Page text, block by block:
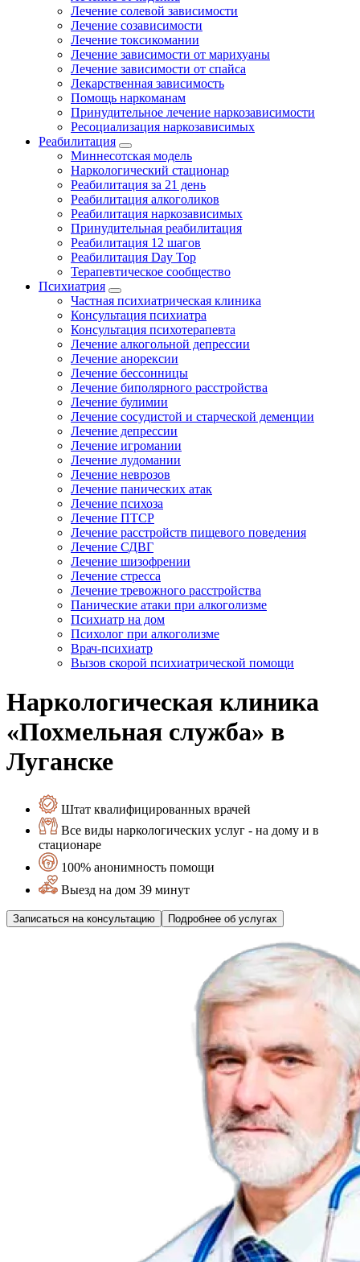
Лечение солевой зависимости
Лечение созависимости
Лечение токсикомании
Лечение зависимости от марихуаны
Лечение зависимости от спайса
Лекарственная зависимость
Помощь наркоманам
Принудительное лечение наркозависимости
Ресоциализация наркозависимых
Реабилитация
Миннесотская модель
Наркологический стационар
Реабилитация за 21 день
Реабилитация алкоголиков
Реабилитация наркозависимых
Принудительная реабилитация
Реабилитация 12 шагов
Реабилитация Day Top
Терапевтическое сообщество
Психиатрия
Частная психиатрическая клиника
Консультация психиатра
Консультация психотерапевта
Лечение алкогольной депрессии
Лечение анорексии
Лечение бессонницы
Лечение биполярного расстройства
Лечение булимии
Лечение сосудистой и старческой деменции
Лечение депрессии
Лечение игромании
Лечение лудомании
Лечение неврозов
Лечение панических атак
Лечение психоза
Лечение ПТСР
Лечение расстройств пищевого поведения
Лечение СДВГ
Лечение шизофрении
Лечение стресса
Лечение тревожного расстройства
Панические атаки при алкоголизме
Психиатр на дом
Психолог при алкоголизме
Врач-психиатр
Вызов скорой психиатрической помощи
Наркологическая клиника
«Похмельная служба» в
Луганске
Штат квалифицированных врачей
Все виды наркологических услуг - на дому и в
стационаре
100% анонимность помощи
Выезд на дом 39 минут
Записаться на консультацию Подробнее об услугах